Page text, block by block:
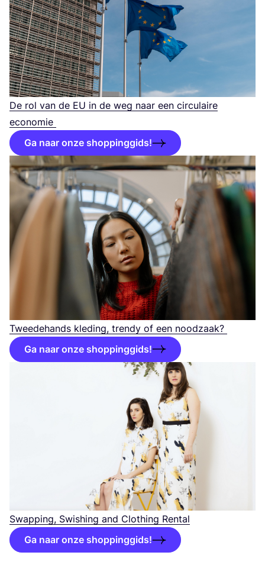
De rol van de EU in de weg naar een cir­cu­lai­re
economie
Ga naar onze shoppinggids!
Twee­de­hands kle­ding, tren­dy of een noodzaak?
Ga naar onze shoppinggids!
Swap­ping, Swis­hing and Clothing Rental
Ga naar onze shoppinggids!